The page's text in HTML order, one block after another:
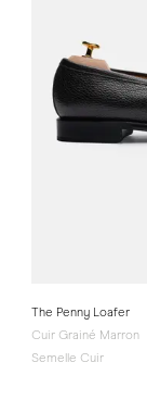
The Penny Loafer
Cuir Grainé Marron
Semelle Cuir